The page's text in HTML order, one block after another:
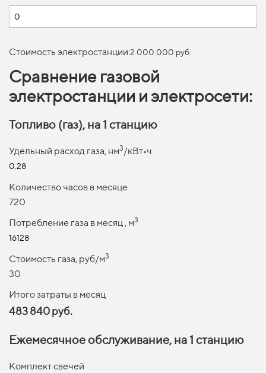
Стоимость электростанции:2 000 000 руб.
Сравнение газовой
электростанции и электросети:
Топливо (газ), на 1 станцию
Удельный расход газа, нм3/кВт•ч
0.28
Количество часов в месяце
720
Потребление газа в месяц , м3
16128
Стоимость газа, руб/м3
30
Итого затраты в месяц
483 840 руб.
Ежемесячное обслуживание, на 1 станцию
Комплект свечей